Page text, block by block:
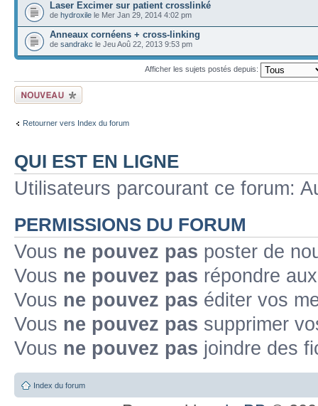
Laser Excimer sur patient crosslinké
de hydroxile le Mer Jan 29, 2014 4:02 pm
Anneaux cornéens + cross-linking
de sandrakc le Jeu Aoû 22, 2013 9:53 pm
Afficher les sujets postés depuis:
Ecrire un nouveau
sujet
Retourner vers Index du forum
QUI EST EN LIGNE
Utilisateurs parcourant ce forum:
PERMISSIONS DU FORUM
Vous ne pouvez pas poster de
Vous ne pouvez pas répondre
Vous ne pouvez pas éditer vos
Vous ne pouvez pas supprimer
Vous ne pouvez pas joindre des
Index du forum